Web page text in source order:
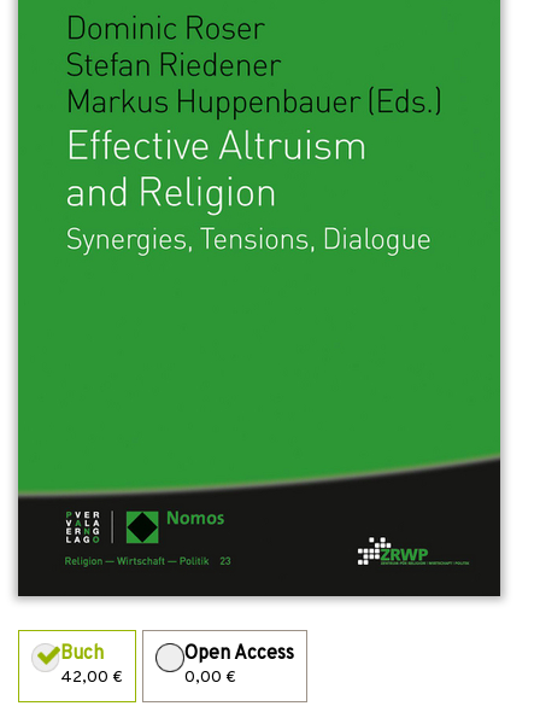
Buch
42,00 €
Open Access
0,00 €